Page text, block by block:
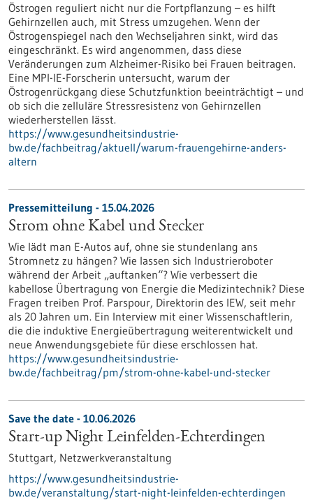
Östrogen reguliert nicht nur die Fortpflanzung – es hilft
Gehirnzellen auch, mit Stress umzugehen. Wenn der
Östrogenspiegel nach den Wechseljahren sinkt, wird das
eingeschränkt. Es wird angenommen, dass diese
Veränderungen zum Alzheimer-Risiko bei Frauen beitragen.
Eine MPI-IE-Forscherin untersucht, warum der
Östrogenrückgang diese Schutzfunktion beeinträchtigt – und
ob sich die zelluläre Stressresistenz von Gehirnzellen
wiederherstellen lässt.
https://www.gesundheitsindustrie-
bw.de/fachbeitrag/aktuell/warum-frauengehirne-anders-
altern
Pressemitteilung - 15.04.2026
Strom ohne Kabel und Stecker
Wie lädt man E-Autos auf, ohne sie stundenlang ans
Stromnetz zu hängen? Wie lassen sich Industrieroboter
während der Arbeit „auftanken“? Wie verbessert die
kabellose Übertragung von Energie die Medizintechnik? Diese
Fragen treiben Prof. Parspour, Direktorin des IEW, seit mehr
als 20 Jahren um. Ein Interview mit einer Wissenschaftlerin,
die die induktive Energieübertragung weiterentwickelt und
neue Anwendungsgebiete für diese erschlossen hat.
https://www.gesundheitsindustrie-
bw.de/fachbeitrag/pm/strom-ohne-kabel-und-stecker
Save the date - 10.06.2026
Start-up Night Leinfelden-Echterdingen
Stuttgart, Netzwerkveranstaltung
https://www.gesundheitsindustrie-
bw.de/veranstaltung/start-night-leinfelden-echterdingen